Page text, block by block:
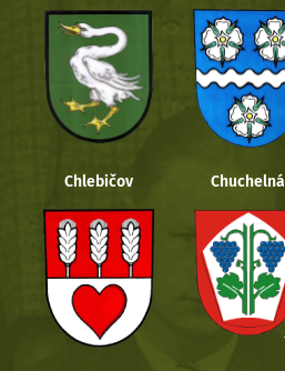
Chlebičov Chuchelná